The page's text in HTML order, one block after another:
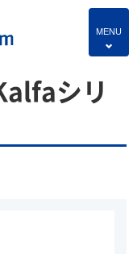
MENU
4
シリ